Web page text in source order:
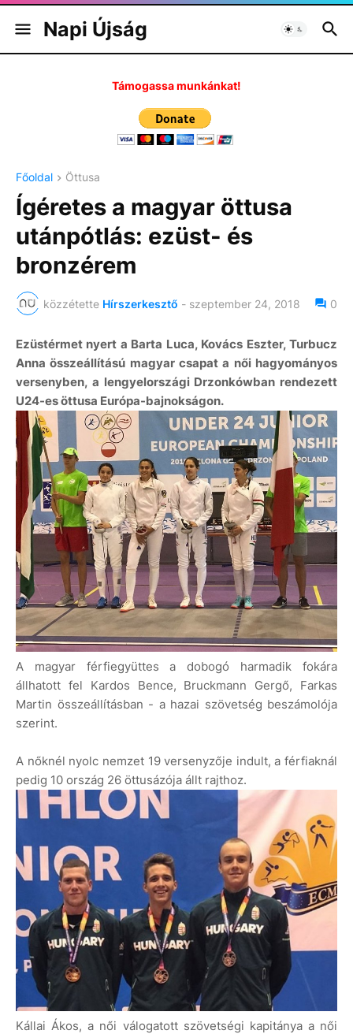
Napi Újság
Támogassa munkánkat!
Főoldal Öttusa
Ígéretes a magyar öttusa
utánpótlás: ezüst- és
bronzérem
közzétette Hírszerkesztő - szeptember 24, 2018 0
Ezüstérmet nyert a Barta Luca, Kovács Eszter, Turbucz
Anna összeállítású magyar csapat a női hagyományos
versenyben, a lengyelországi Drzonkówban rendezett
U24-es öttusa Európa-bajnokságon.
A magyar férfiegyüttes a dobogó harmadik fokára
állhatott fel Kardos Bence, Bruckmann Gergő, Farkas
Martin összeállításban - a hazai szövetség beszámolója
szerint.
A nőknél nyolc nemzet 19 versenyzője indult, a férfiaknál
pedig 10 ország 26 öttusázója állt rajthoz.
Kállai Ákos, a női válogatott szövetségi kapitánya a női